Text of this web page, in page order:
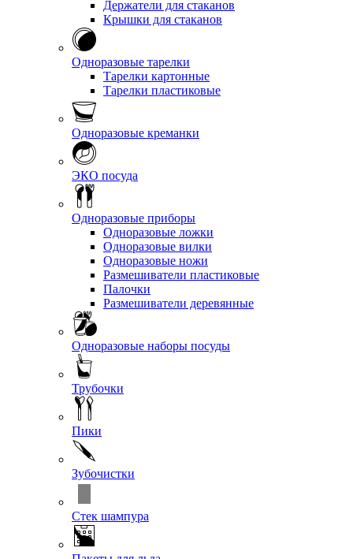
Держатели для стаканов
Крышки для стаканов
Одноразовые тарелки
Тарелки картонные
Тарелки пластиковые
Одноразовые креманки
ЭКО посуда
Одноразовые приборы
Одноразовые ложки
Одноразовые вилки
Одноразовые ножи
Размешиватели пластиковые
Палочки
Размешиватели деревянные
Одноразовые наборы посуды
Трубочки
Пики
Зубочистки
Стек шампура